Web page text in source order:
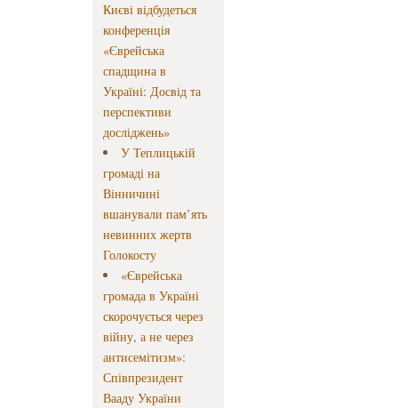
Києві відбудеться
конференція
«Єврейська
спадщина в
Україні: Досвід та
перспективи
досліджень»
У Теплицькій
громаді на
Вінничині
вшанували пам’ять
невинних жертв
Голокосту
«Єврейська
громада в Україні
скорочується через
війну, а не через
антисемітизм»:
Співпрезидент
Вааду України